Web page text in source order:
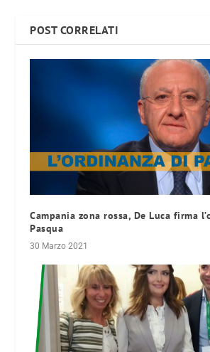
POST CORRELATI
Campania zona rossa, De Luca firma
Pasqua
30 Marzo 2021